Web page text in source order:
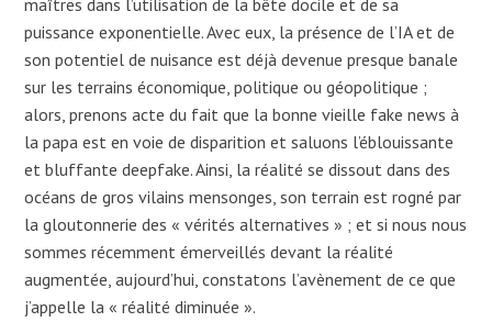
maîtres dans l’utilisation de la bête docile et de sa
puissance exponentielle. Avec eux, la présence de l’IA et de
son potentiel de nuisance est déjà devenue presque banale
sur les terrains économique, politique ou géopolitique ;
alors, prenons acte du fait que la bonne vieille fake news à
la papa est en voie de disparition et saluons l’éblouissante
et bluffante deepfake. Ainsi, la réalité se dissout dans des
océans de gros vilains mensonges, son terrain est rogné par
la gloutonnerie des « vérités alternatives » ; et si nous nous
sommes récemment émerveillés devant la réalité
augmentée, aujourd’hui, constatons l’avènement de ce que
j’appelle la « réalité diminuée ».